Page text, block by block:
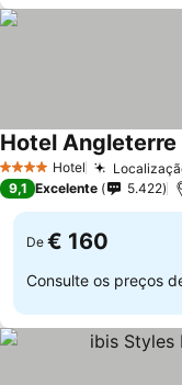
4 EstrelasHotel
Hotel Angleterre
9,1 Excelente 5.422
De € 160
Consulte os preços